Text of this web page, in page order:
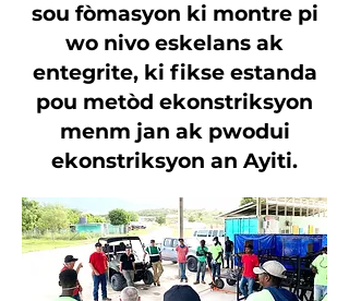
sou fòmasyon ki montre pi
wo nivo eskelans ak
entegrite, ki fikse estanda
pou metòd ekonstriksyon
menm jan ak pwodui
ekonstriksyon an Ayiti.